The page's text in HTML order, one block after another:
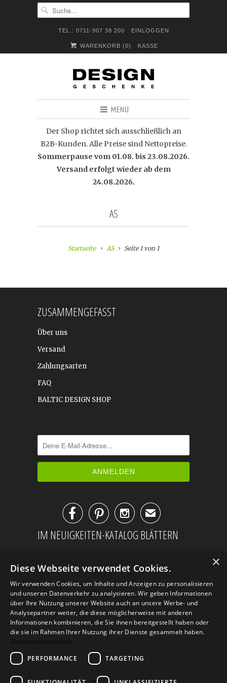
TEL.: 0711-907 38 200 EINLOGGEN
WARENKORB (0) KASSE
MENÜ
Der Shop richtet sich ausschließlich an
B2B-Kunden. Alle Preise sind Nettopreise.
Sommerpause vom 01.08. bis 23.08.2026.
Versand erfolgt wieder ab dem
24.08.2026.
AS
Startseite AS Seite 1 von 1
ZUSAMMENGEFASST
Über uns
Versand
Zahlungsarten
FAQ
BALTIC DESIGN SHOP
✉
IM NEUIGKEITEN-KATALOG BLÄTTERN
AGB Datenschutz
Impressum
Kontakt
×
Diese Webseite verwendet Cookies.
Wir verwenden Cookies, um Inhalte und Anzeigen zu personalisieren
und unseren Datenverkehr zu analysieren. Wir geben Informationen
über Ihre Nutzung unserer Website auch an unsere Werbe- und
Analysepartner weiter, die diese möglicherweise mit anderen
Informationen kombinieren, die Sie ihnen bereitgestellt haben oder
die sie im Rahmen Ihrer Nutzung ihrer Dienste gesammelt haben.
Datenschutzrichtlinie
PERFORMANCE
TARGETING